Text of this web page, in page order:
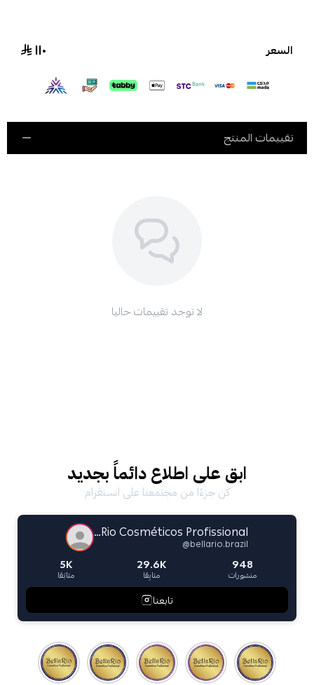
بفضل تركيبته المميزة بزيت الأرجان والكيراتين، يساعد أيضًا في تقليل
تساقط الشعر عند استخدامه مع ماسك الشعر أرجان جولد.
يقلل من التجعد بنسبة 52%
يقضي على الهيشان
شامبو خالٍ من الكبريتات للشعر المعالج كيميائيًا
كل ما تحتاج معرفته عن مجموعة أرجان جولد للعناية بالشعر
السعر ١١٠
تقييمات المنتج
لا توجد تقييمات حاليا
ابق على اطلاع دائماً بجديد
كن جزءًا من مجتمعنا على انستقرام
Bella Rio Cosméticos Profissional
@bellario.brazil
948
منشورات
29.6K
متابِعًا
5K
متابَعًا
تابعنا